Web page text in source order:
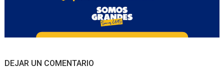
DEJAR UN COMENTARIO